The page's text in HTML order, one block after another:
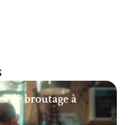
de broutage à